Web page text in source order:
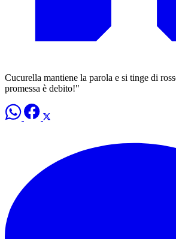
Cucurella mantiene la parola e si tinge di
promessa è debito!"